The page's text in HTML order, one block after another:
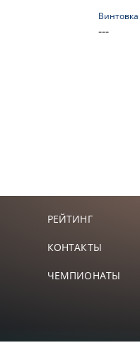
Винтовка
---
РЕЙТИНГ
КОНТАКТЫ
ЧЕМПИОНАТЫ